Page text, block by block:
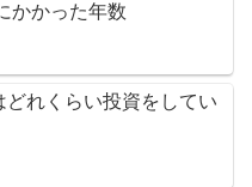
かかった年数
どれくらい投資をしてい